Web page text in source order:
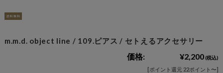
m.m.d. object line / 109.ピアス / セトえるアクセサリー
価格: ¥2,200(税込)
[ポイント還元 22ポイント〜]